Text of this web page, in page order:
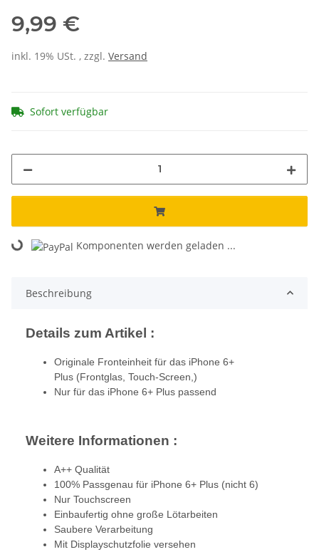
9,99 €
inkl. 19% USt. , zzgl. Versand
Sofort verfügbar
Komponenten werden geladen ...
Beschreibung
Details zum Artikel :
Originale Fronteinheit für das iPhone 6+
Plus (Frontglas, Touch-Screen,)
Nur für das iPhone 6+ Plus passend
Weitere Informationen :
A++ Qualität
100% Passgenau für iPhone 6+ Plus (nicht 6)
Nur Touchscreen
Einbaufertig ohne große Lötarbeiten
Saubere Verarbeitung
Mit Displayschutzfolie versehen